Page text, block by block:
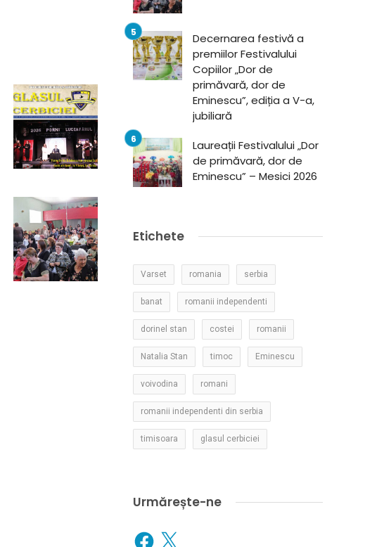
Decernarea festivă a
premiilor Festivalului
Copiilor „Dor de
primăvară, dor de
Eminescu”, ediția a V-a,
jubiliară
Laureații Festivalului „Dor
de primăvară, dor de
Eminescu” – Mesici 2026
Etichete
Varset romania serbia
banat romanii independenti
dorinel stan costei romanii
Natalia Stan timoc Eminescu
voivodina romani
romanii independenti din serbia
timisoara glasul cerbiciei
Urmărește-ne
Facebook
X